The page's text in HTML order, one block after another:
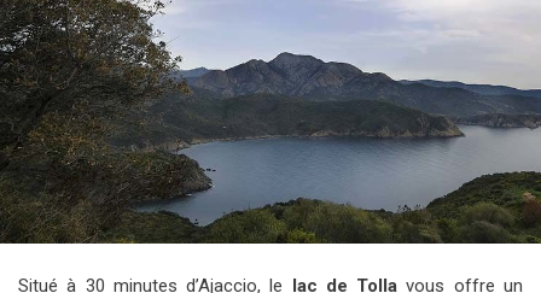
Situé à 30 minutes d’Ajaccio, le lac de Tolla vous offre un